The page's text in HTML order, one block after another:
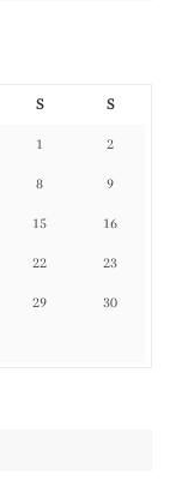
S S
1 2
8 9
15 16
22 23
29 30